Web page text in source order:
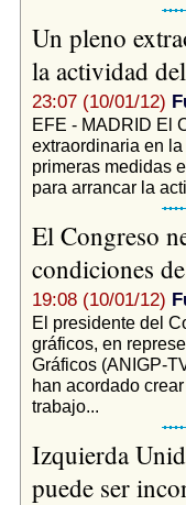
Un pleno
la actividad
23:07 (10/01/12)
EFE - MADRID El
extraordinaria en
primeras medidas
para arrancar la
El Congreso
condiciones
19:08 (10/01/12)
El presidente del
gráficos, en
Gráficos (ANIGP-
han acordado
trabajo...
Izquierda
puede ser